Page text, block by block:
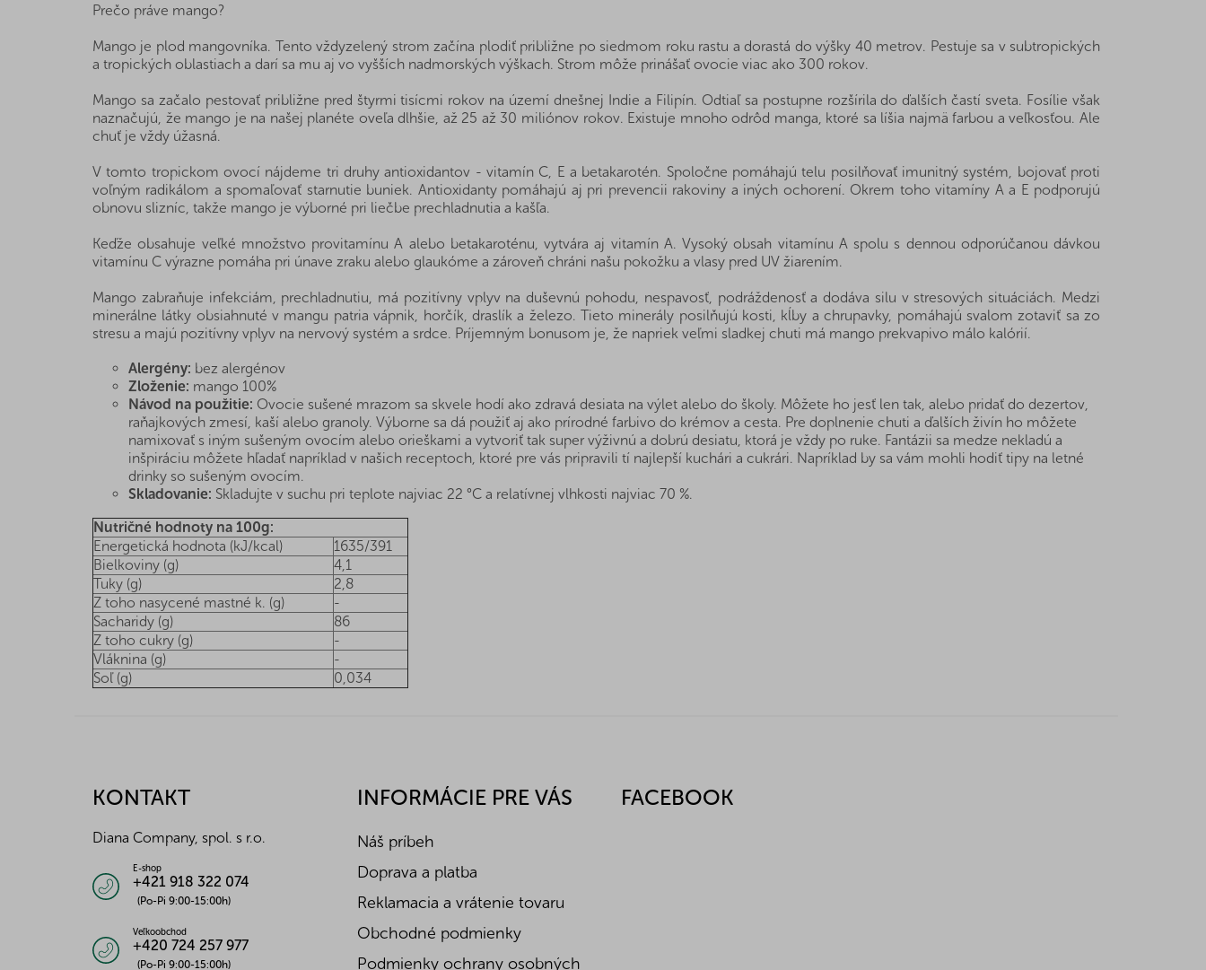
Prečo práve mango?
Mango je plod mangovníka. Tento vždyzelený strom začína plodiť približne po siedmom roku rastu a dorastá do výšky 40 metrov. Pestuje sa v subtropických
a tropických oblastiach a darí sa mu aj vo vyšších nadmorských výškach. Strom môže prinášať ovocie viac ako 300 rokov.
Mango sa začalo pestovať približne pred štyrmi tisícmi rokov na území dnešnej Indie a Filipín. Odtiaľ sa postupne rozšírila do ďalších častí sveta. Fosílie však
naznačujú, že mango je na našej planéte oveľa dlhšie, až 25 až 30 miliónov rokov. Existuje mnoho odrôd manga, ktoré sa líšia najmä farbou a veľkosťou. Ale
chuť je vždy úžasná.
V tomto tropickom ovocí nájdeme tri druhy antioxidantov - vitamín C, E a betakarotén. Spoločne pomáhajú telu posilňovať imunitný systém, bojovať proti
voľným radikálom a spomaľovať starnutie buniek. Antioxidanty pomáhajú aj pri prevencii rakoviny a iných ochorení. Okrem toho vitamíny A a E podporujú
obnovu slizníc, takže mango je výborné pri liečbe prechladnutia a kašľa.
Keďže obsahuje veľké množstvo provitamínu A alebo betakaroténu, vytvára aj vitamín A. Vysoký obsah vitamínu A spolu s dennou odporúčanou dávkou
vitamínu C výrazne pomáha pri únave zraku alebo glaukóme a zároveň chráni našu pokožku a vlasy pred UV žiarením.
Mango zabraňuje infekciám, prechladnutiu, má pozitívny vplyv na duševnú pohodu, nespavosť, podráždenosť a dodáva silu v stresových situáciách. Medzi
minerálne látky obsiahnuté v mangu patria vápnik, horčík, draslík a železo. Tieto minerály posilňujú kosti, kĺby a chrupavky, pomáhajú svalom zotaviť sa zo
stresu a majú pozitívny vplyv na nervový systém a srdce. Príjemným bonusom je, že napriek veľmi sladkej chuti má mango prekvapivo málo kalórií.
Alergény: bez alergénov
Zloženie: mango 100%
Návod na použitie: Ovocie sušené mrazom sa skvele hodí ako zdravá desiata na výlet alebo do školy. Môžete ho jesť len tak, alebo pridať do dezertov,
raňajkových zmesí, kaší alebo granoly. Výborne sa dá použiť aj ako prírodné farbivo do krémov a cesta. Pre doplnenie chuti a ďalších živín ho môžete
namixovať s iným sušeným ovocím alebo orieškami a vytvoriť tak super výživnú a dobrú desiatu, ktorá je vždy po ruke. Fantázii sa medze nekladú a
inšpiráciu môžete hľadať napríklad v našich receptoch, ktoré pre vás pripravili tí najlepší kuchári a cukrári. Napríklad by sa vám mohli hodiť tipy na letné
drinky so sušeným ovocím.
Skladovanie: Skladujte v suchu pri teplote najviac 22 °C a relatívnej vlhkosti najviac 70 %.
Nutričné hodnoty na 100g:
Energetická hodnota (kJ/kcal)
1635/391
Bielkoviny (g)
4,1
Tuky (g)
2,8
Z toho nasycené mastné k. (g)
-
Sacharidy (g)
86
Z toho cukry (g)
-
Vláknina (g)
-
Soľ (g)
0,034
KONTAKT
Diana Company, spol. s r.o.
E-shop
+421 918 322 074
(Po-Pi 9:00-15:00h)
Veľkoobchod
+420 724 257 977
(Po-Pi 9:00-15:00h)
INFORMÁCIE PRE VÁS
Náš príbeh
Doprava a platba
Reklamacia a vrátenie tovaru
Obchodné podmienky
Podmienky ochrany osobných
FACEBOOK